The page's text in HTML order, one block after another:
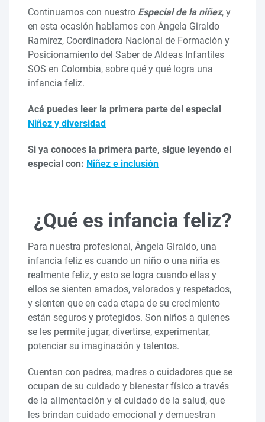
Continuamos con nuestro Especial de la niñez, y
en esta ocasión hablamos con Ángela Giraldo
Ramírez, Coordinadora Nacional de Formación y
Posicionamiento del Saber de Aldeas Infantiles
SOS en Colombia, sobre qué y qué logra una
infancia feliz.
Acá puedes leer la primera parte del especial
Niñez y diversidad
Si ya conoces la primera parte, sigue leyendo el
especial con: Niñez e inclusión
¿Qué es infancia feliz?
Para nuestra profesional, Ángela Giraldo, una
infancia feliz es cuando un niño o una niña es
realmente feliz, y esto se logra cuando ellas y
ellos se sienten amados, valorados y respetados,
y sienten que en cada etapa de su crecimiento
están seguros y protegidos. Son niños a quienes
se les permite jugar, divertirse, experimentar,
potenciar su imaginación y talentos.
Cuentan con padres, madres o cuidadores que se
ocupan de su cuidado y bienestar físico a través
de la alimentación y el cuidado de la salud, que
les brindan cuidado emocional y demuestran